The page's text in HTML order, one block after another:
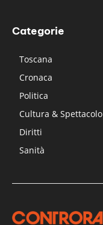
Categorie
Toscana
Cronaca
Politica
Cultura & Spettacolo
Diritti
Sanità